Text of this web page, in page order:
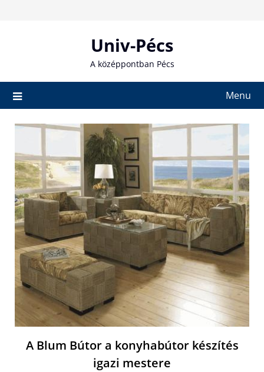
Univ-Pécs
A középpontban Pécs
Menu
A Blum Bútor a konyhabútor készítés
igazi mestere